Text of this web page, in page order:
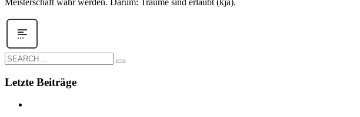
Meisterschaft wahr werden. Darum: Träume sind erlaubt (kja).
Letzte Beiträge